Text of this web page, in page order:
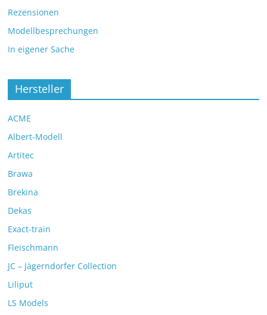
Rezensionen
Modellbesprechungen
In eigener Sache
Hersteller
ACME
Albert-Modell
Artitec
Brawa
Brekina
Dekas
Exact-train
Fleischmann
JC – Jägerndorfer Collection
Liliput
LS Models